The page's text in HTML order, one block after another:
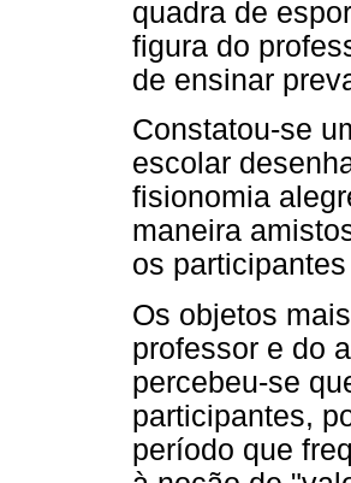
quadra de
figura do
de ensinar
Constatou-se
escolar
fisionomia
maneira
os
Os objetos
professor e do
percebeu-se
participantes,
período que